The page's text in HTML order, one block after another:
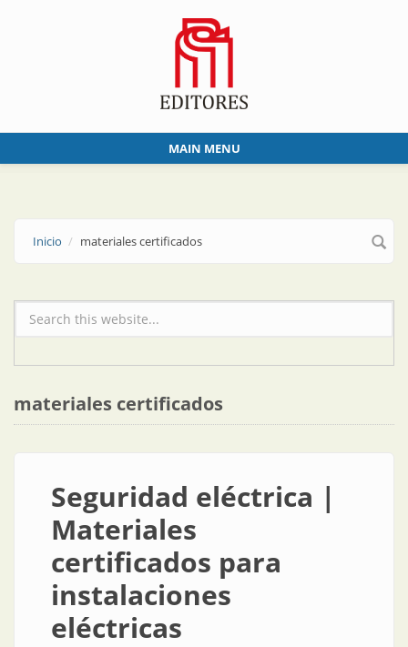
MAIN MENU
Inicio materiales certificados
Formulario de búsqueda
materiales certificados
Seguridad eléctrica |
Materiales
certificados para
instalaciones
eléctricas